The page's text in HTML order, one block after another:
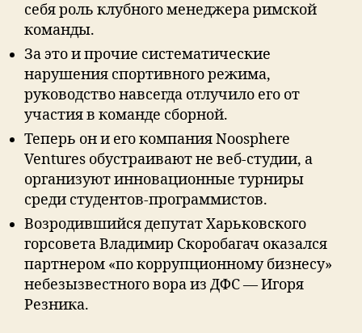
себя роль клубного менеджера римской
команды.
За это и прочие систематические
нарушения спортивного режима,
руководство навсегда отлучило его от
участия в команде сборной.
Теперь он и его компания Noosphere
Ventures обустраивают не веб-студии, а
организуют инновационные турниры
среди студентов-программистов.
Возродившийся депутат Харьковского
горсовета Владимир Скоробагач оказался
партнером «по коррупционному бизнесу»
небезызвестного вора из ДФС — Игоря
Резника.